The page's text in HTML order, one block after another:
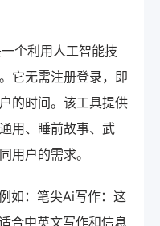
个利用人工智能技
它无需注册登录，即
的时间。该工具提供
用、睡前故事、武
用户的需求。
如：笔尖Ai写作：这
合中英文写作和信息